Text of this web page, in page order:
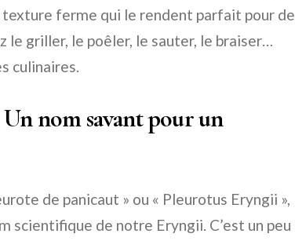
texture ferme qui le rendent parfait pour de
le griller, le poêler, le sauter, le braiser…
culinaires.
nom savant pour un
de panicaut » ou « Pleurotus Eryngii »,
scientifique de notre Eryngii. C’est un peu